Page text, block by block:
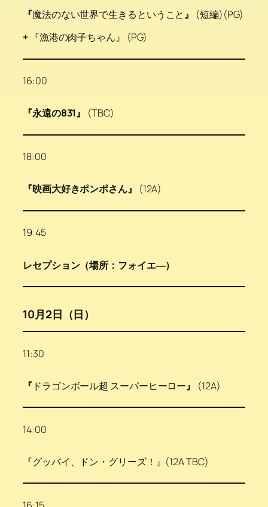
『魔法のない世界で生きるということ』
(短編)(PG)
+ 『漁港の肉子ちゃん』 (PG)
16:00
『永遠の831』 (TBC)
18:00
『映画大好きポンポさん』 (12A)
19:45
レセプション（場所：フォイエ―）
10月2日（日）
11:30
『 ドラゴンボール超 スーパーヒーロー』 (12A)
14:00
『グッバイ、ドン・グリーズ！』(12A TBC)